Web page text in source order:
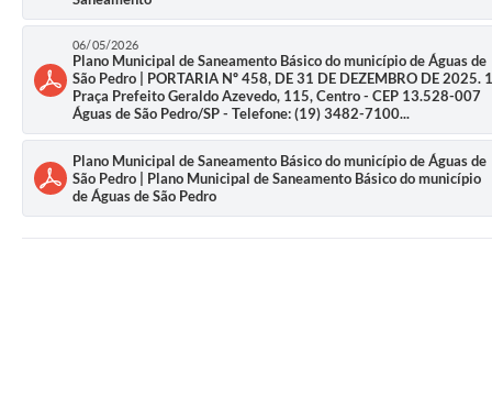
06/05/2026
Plano Municipal de Saneamento Básico do município de Águas de
São Pedro | PORTARIA Nº 458, DE 31 DE DEZEMBRO DE 2025. 1
Praça Prefeito Geraldo Azevedo, 115, Centro - CEP 13.528-007
Águas de São Pedro/SP - Telefone: (19) 3482-7100...
Plano Municipal de Saneamento Básico do município de Águas de
São Pedro | Plano Municipal de Saneamento Básico do município
de Águas de São Pedro